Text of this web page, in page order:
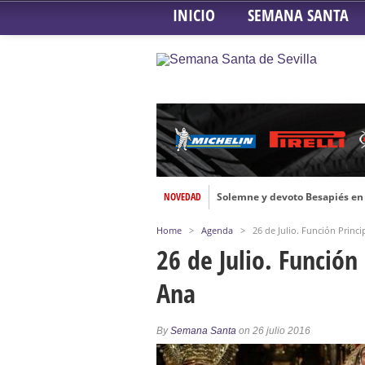
INICIO SEMANA SANTA
NOVEDAD
Solemne y devoto Besapiés
Función de la Anunciación del
Función Principal de Instituto
Home > Agenda > 26 de Julio. Función
26 de Julio.
Ana
BySemana Santa on 26 julio 2016